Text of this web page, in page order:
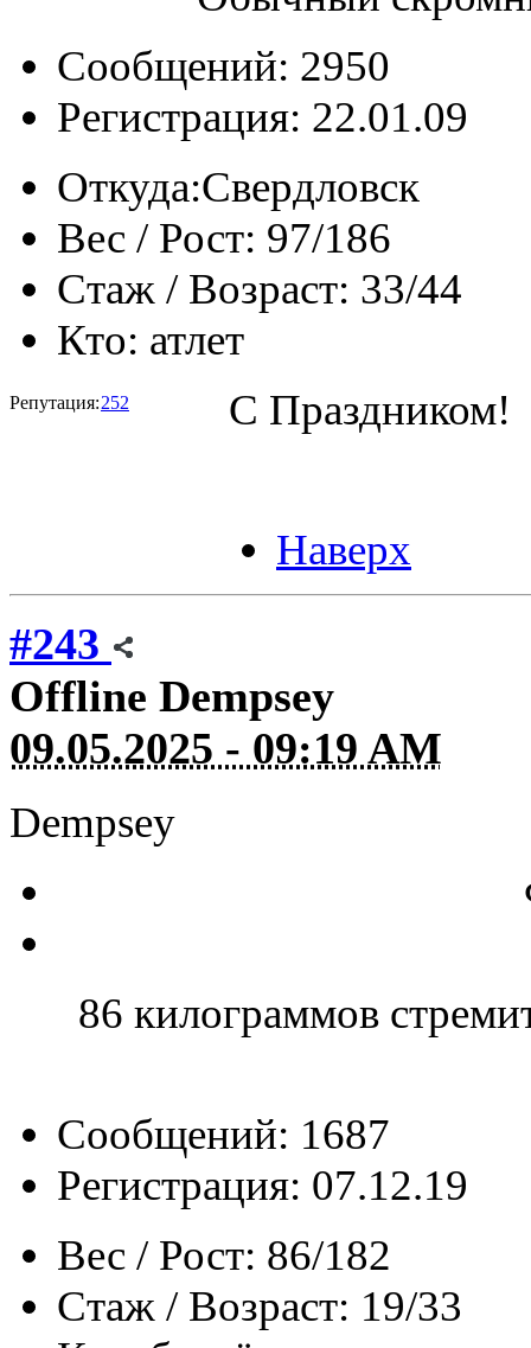
Сообщений: 2950
Регистрация: 22.01.09
Откуда:Свердловск
Вес / Рост: 97/186
Стаж / Возраст: 33/44
Кто: атлет
Репутация:252 С Праздником!
Наверх
#243
Offline Dempsey
09.05.2025 - 09:19 AM
Dempsey
86 килограммов
Сообщений: 1687
Регистрация: 07.12.19
Вес / Рост: 86/182
Стаж / Возраст: 19/33